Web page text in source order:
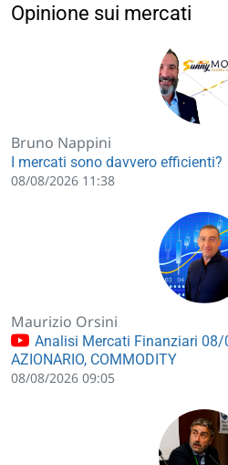
Opinione sui mercati
Bruno Nappini
I mercati sono davvero efficienti?
08/08/2026 11:38
Maurizio Orsini
Analisi Mercati Finanziari 08/
AZIONARIO, COMMODITY
08/08/2026 09:05